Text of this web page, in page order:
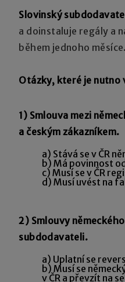
Slovinský
a doinstaluje regály a
během jednoho měsíce.
Otázky, které je nutno
1) Smlouva mezi
a českým zákazníkem.
a) Stává se v ČR
b) Má povinnost
c) Musí se v ČR
d) Musí uvést na
2) Smlouvy
subdodavateli.
a) Uplatní se
b) Musí se
v ČR a převzít na